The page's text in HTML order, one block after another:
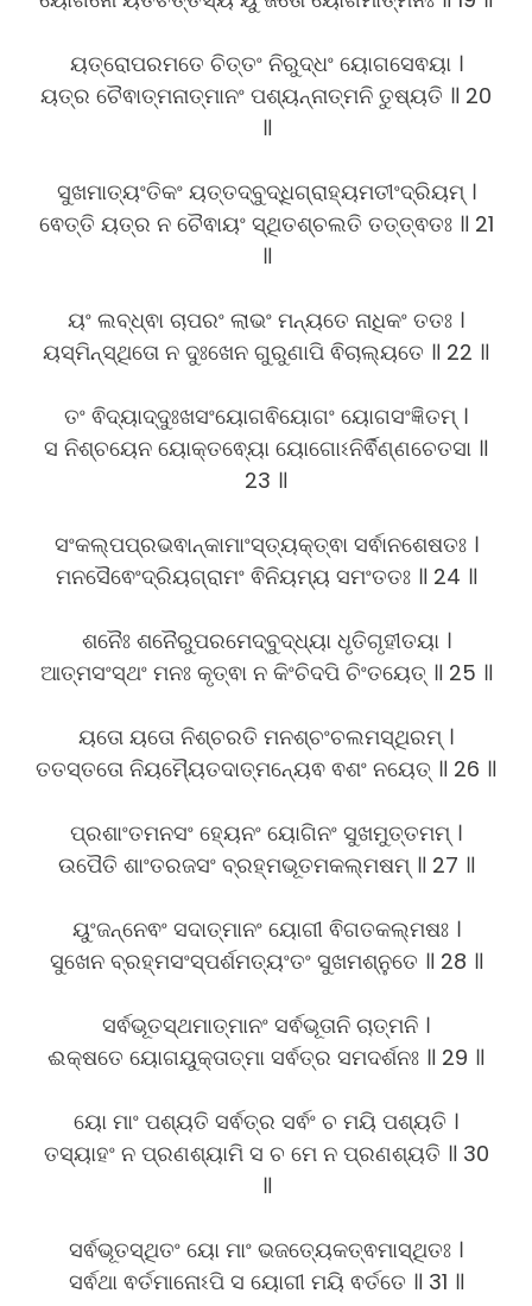
ୟତ୍ରୋପରମତେ ଚିତ୍ତଂ ନିରୁଦ୍ଧଂ ୟୋଗସେଵୟା ।
ୟତ୍ର ଚୈଵାତ୍ମନାତ୍ମାନଂ ପଶ୍ୟନ୍ନାତ୍ମନି ତୁଷ୍ୟତି ॥ 20
॥
ସୁଖମାତ୍ୟଂତିକଂ ୟତ୍ତଦ୍ବୁଦ୍ଧିଗ୍ରାହ୍ୟମତୀଂଦ୍ରିୟମ୍ ।
ଵେତ୍ତି ୟତ୍ର ନ ଚୈଵାୟଂ ସ୍ଥିତଶ୍ଚଲତି ତତ୍ତ୍ଵତଃ ॥ 21
॥
ୟଂ ଲବ୍ଧ୍ଵା ଚାପରଂ ଲାଭଂ ମନ୍ୟତେ ନାଧିକଂ ତତଃ ।
ୟସ୍ମିନ୍ସ୍ଥିତୋ ନ ଦୁଃଖେନ ଗୁରୁଣାପି ଵିଚାଲ୍ୟତେ ॥ 22 ॥
ତଂ ଵିଦ୍ୟାଦ୍ଦୁଃଖସଂୟୋଗଵିୟୋଗଂ ୟୋଗସଂଜ୍ଞିତମ୍ ।
ସ ନିଶ୍ଚୟେନ ୟୋକ୍ତଵ୍ୟୋ ୟୋଗୋଽନିର୍ଵିଣ୍ଣଚେତସା ॥
23 ॥
ସଂକଲ୍ପପ୍ରଭଵାନ୍କାମାଂସ୍ତ୍ୟକ୍ତ୍ଵା ସର୍ଵାନଶେଷତଃ ।
ମନସୈଵେଂଦ୍ରିୟଗ୍ରାମଂ ଵିନିୟମ୍ୟ ସମଂତତଃ ॥ 24 ॥
ଶନୈଃ ଶନୈରୁପରମେଦ୍ବୁଦ୍ଧ୍ୟା ଧୃତିଗୃହୀତୟା ।
ଆତ୍ମସଂସ୍ଥଂ ମନଃ କୃତ୍ଵା ନ କିଂଚିଦପି ଚିଂତୟେତ୍ ॥ 25 ॥
ୟତୋ ୟତୋ ନିଶ୍ଚରତି ମନଶ୍ଚଂଚଲମସ୍ଥିରମ୍ ।
ତତସ୍ତତୋ ନିୟମ୍ୟୈତଦାତ୍ମନ୍ୟେଵ ଵଶଂ ନୟେତ୍ ॥ 26 ॥
ପ୍ରଶାଂତମନସଂ ହ୍ୟେନଂ ୟୋଗିନଂ ସୁଖମୁତ୍ତମମ୍ ।
ଉପୈତି ଶାଂତରଜସଂ ବ୍ରହ୍ମଭୂତମକଲ୍ମଷମ୍ ॥ 27 ॥
ୟୁଂଜନ୍ନେଵଂ ସଦାତ୍ମାନଂ ୟୋଗୀ ଵିଗତକଲ୍ମଷଃ ।
ସୁଖେନ ବ୍ରହ୍ମସଂସ୍ପର୍ଶମତ୍ୟଂତଂ ସୁଖମଶ୍ନୁତେ ॥ 28 ॥
ସର୍ଵଭୂତସ୍ଥମାତ୍ମାନଂ ସର୍ଵଭୂତାନି ଚାତ୍ମନି ।
ଈକ୍ଷତେ ୟୋଗୟୁକ୍ତାତ୍ମା ସର୍ଵତ୍ର ସମଦର୍ଶନଃ ॥ 29 ॥
ୟୋ ମାଂ ପଶ୍ୟତି ସର୍ଵତ୍ର ସର୍ଵଂ ଚ ମୟି ପଶ୍ୟତି ।
ତସ୍ୟାହଂ ନ ପ୍ରଣଶ୍ୟାମି ସ ଚ ମେ ନ ପ୍ରଣଶ୍ୟତି ॥ 30
॥
ସର୍ଵଭୂତସ୍ଥିତଂ ୟୋ ମାଂ ଭଜତ୍ୟେକତ୍ଵମାସ୍ଥିତଃ ।
ସର୍ଵଥା ଵର୍ତମାନୋଽପି ସ ୟୋଗୀ ମୟି ଵର୍ତତେ ॥ 31 ॥